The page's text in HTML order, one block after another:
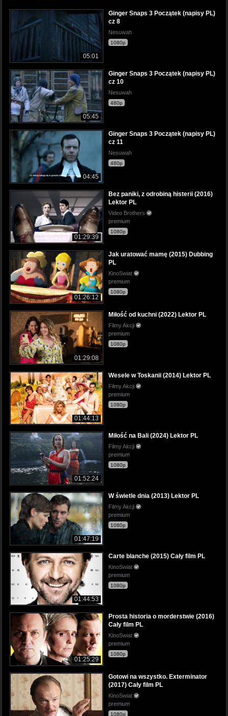
05:01
Ginger Snaps 3 Początek (napisy PL)
cz 8
Nesuwah
1080p
05:45
Ginger Snaps 3 Początek (napisy PL)
cz 10
Nesuwah
480p
04:45
Ginger Snaps 3 Początek (napisy PL)
cz 11
Nesuwah
480p
01:29:39
Bez paniki, z odrobiną histerii (2016)
Lektor PL
Video Brothers
premium
1080p
01:26:12
Jak uratować mamę (2015) Dubbing
PL
KinoSwiat
premium
1080p
01:29:08
Miłość od kuchni (2022) Lektor PL
Filmy Akcji
premium
1080p
01:44:13
Wesele w Toskanii (2014) Lektor PL
Filmy Akcji
premium
1080p
01:52:24
Miłość na Bali (2024) Lektor PL
Filmy Akcji
premium
1080p
01:47:19
W świetle dnia (2013) Lektor PL
Filmy Akcji
premium
1080p
01:44:53
Carte blanche (2015) Cały film PL
KinoSwiat
premium
1080p
01:25:29
Prosta historia o morderstwie (2016)
Cały film PL
KinoSwiat
premium
1080p
Gotowi na wszystko. Exterminator
(2017) Cały film PL
KinoSwiat
premium
1080p